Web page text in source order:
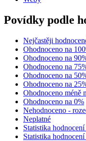
Povídky podle
Nejčastěji
Ohodnoceno na
Ohodnoceno na
Ohodnoceno na
Ohodnoceno na
Ohodnoceno na
Ohodnoceno méně
Ohodnoceno na 0%
Nehodnoceno -
Neplatné
Statistika
Statistika